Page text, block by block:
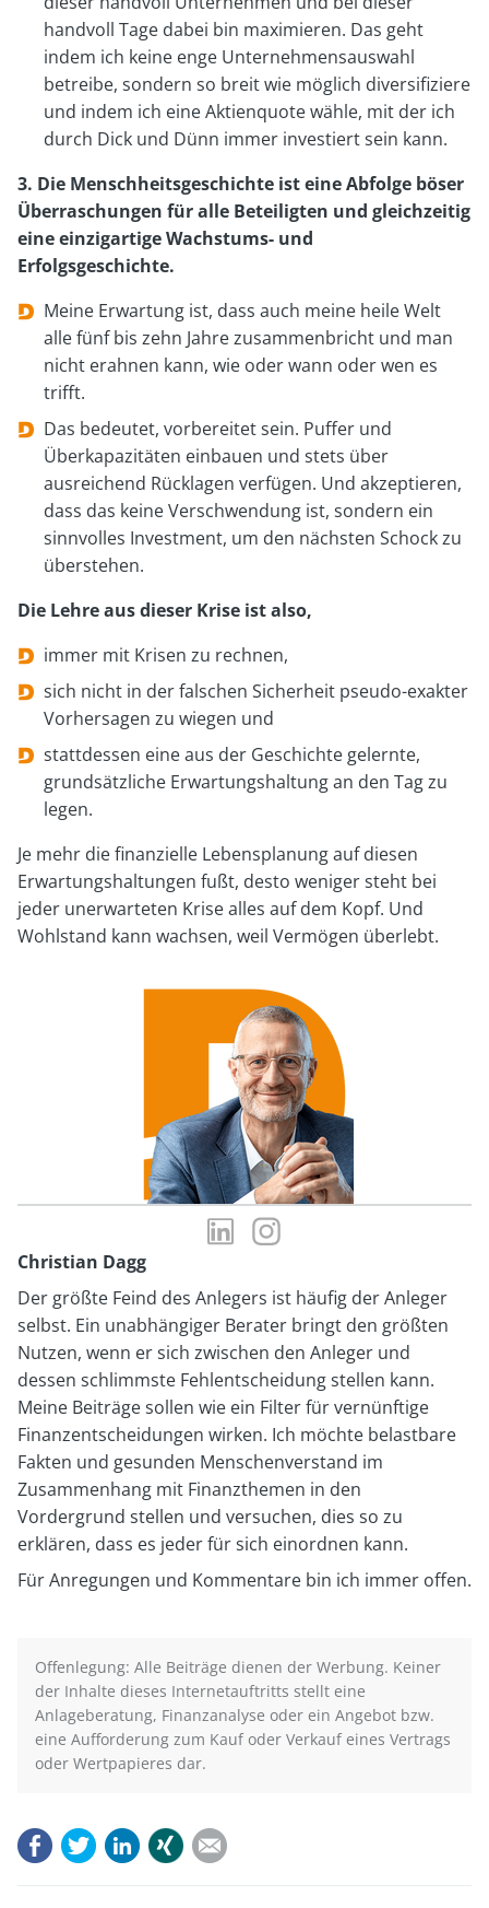
handvoll Tage dabei bin maximieren. Das geht
indem ich keine enge Unternehmensauswahl
betreibe, sondern so breit wie möglich diversifiziere
und indem ich eine Aktienquote wähle, mit der ich
durch Dick und Dünn immer investiert sein kann.
3. Die Menschheitsgeschichte ist eine Abfolge böser
Überraschungen für alle Beteiligten und gleichzeitig
eine einzigartige Wachstums- und
Erfolgsgeschichte.
Meine Erwartung ist, dass auch meine heile Welt
alle fünf bis zehn Jahre zusammenbricht und man
nicht erahnen kann, wie oder wann oder wen es
trifft.
Das bedeutet, vorbereitet sein. Puffer und
Überkapazitäten einbauen und stets über
ausreichend Rücklagen verfügen. Und akzeptieren,
dass das keine Verschwendung ist, sondern ein
sinnvolles Investment, um den nächsten Schock zu
überstehen.
Die Lehre aus dieser Krise ist also,
immer mit Krisen zu rechnen,
sich nicht in der falschen Sicherheit pseudo-exakter
Vorhersagen zu wiegen und
stattdessen eine aus der Geschichte gelernte,
grundsätzliche Erwartungshaltung an den Tag zu
legen.
Je mehr die finanzielle Lebensplanung auf diesen
Erwartungshaltungen fußt, desto weniger steht bei
jeder unerwarteten Krise alles auf dem Kopf. Und
Wohlstand kann wachsen, weil Vermögen überlebt.
LinkedIn-
Profil
Christian
Dagg
Christian
Dagg
Christian Dagg
Der größte Feind des Anlegers ist häufig der Anleger
selbst. Ein unabhängiger Berater bringt den größten
Nutzen, wenn er sich zwischen den Anleger und
dessen schlimmste Fehlentscheidung stellen kann.
Meine Beiträge sollen wie ein Filter für vernünftige
Finanzentscheidungen wirken. Ich möchte belastbare
Fakten und gesunden Menschenverstand im
Zusammenhang mit Finanzthemen in den
Vordergrund stellen und versuchen, dies so zu
erklären, dass es jeder für sich einordnen kann.
Für Anregungen und Kommentare bin ich immer offen.
Offenlegung: Alle Beiträge dienen der Werbung. Keiner
der Inhalte dieses Internetauftritts stellt eine
Anlageberatung, Finanzanalyse oder ein Angebot bzw.
eine Aufforderung zum Kauf oder Verkauf eines Vertrags
oder Wertpapieres dar.
FacebookTwitterLinkedIn
Xing